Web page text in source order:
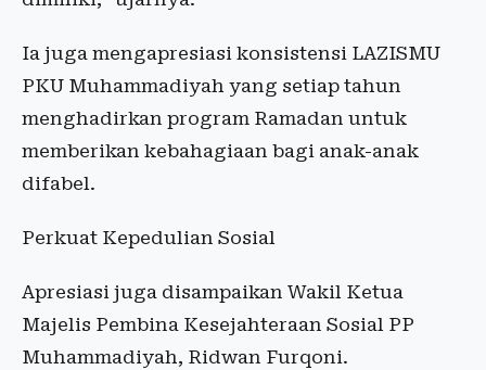
Ia juga mengapresiasi konsistensi LAZISMU
PKU Muhammadiyah yang setiap tahun
menghadirkan program Ramadan untuk
memberikan kebahagiaan bagi anak-anak
difabel.
Perkuat Kepedulian Sosial
Apresiasi juga disampaikan Wakil Ketua
Majelis Pembina Kesejahteraan Sosial PP
Muhammadiyah, Ridwan Furqoni.